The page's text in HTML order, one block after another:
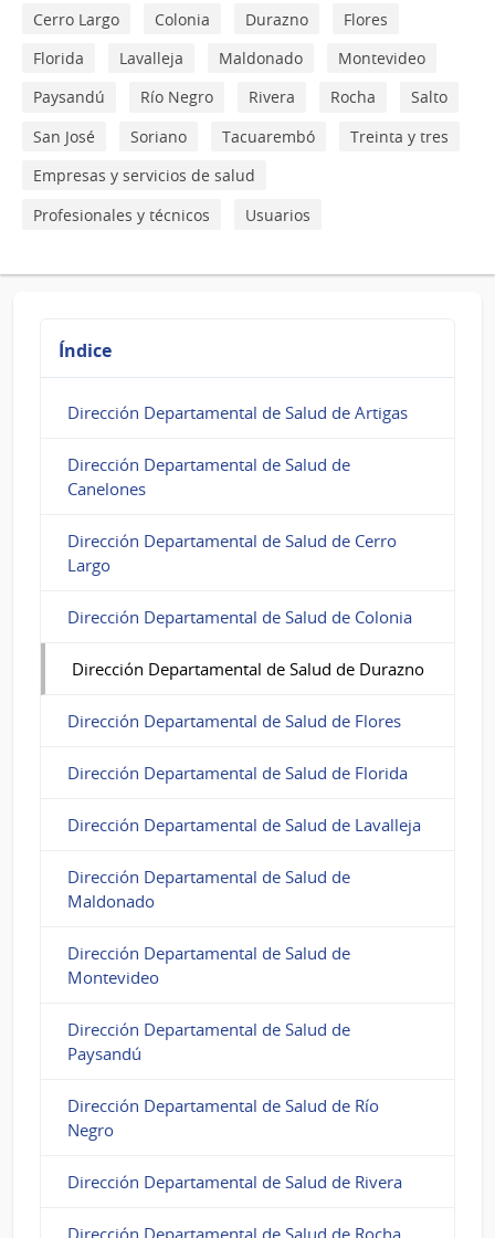
de
Durazno
Cerro Largo
Colonia Durazno
Flores
Florida
Lavalleja Maldonado
Montevideo
Paysandú
Río Negro Rivera Rocha
Salto
San José
Soriano Tacuarembó
Treinta y tres
Empresas y servicios de salud
Profesionales y técnicos
Usuarios
Índice
Dirección Departamental de Salud de Artigas
Dirección Departamental de Salud de
Canelones
Dirección Departamental de Salud de Cerro
Largo
Dirección Departamental de Salud de Colonia
Dirección Departamental de Salud de Durazno
Dirección Departamental de Salud de Flores
Dirección Departamental de Salud de Florida
Dirección Departamental de Salud de Lavalleja
Dirección Departamental de Salud de
Maldonado
Dirección Departamental de Salud de
Montevideo
Dirección Departamental de Salud de
Paysandú
Dirección Departamental de Salud de Río
Negro
Dirección Departamental de Salud de Rivera
Dirección Departamental de Salud de Rocha